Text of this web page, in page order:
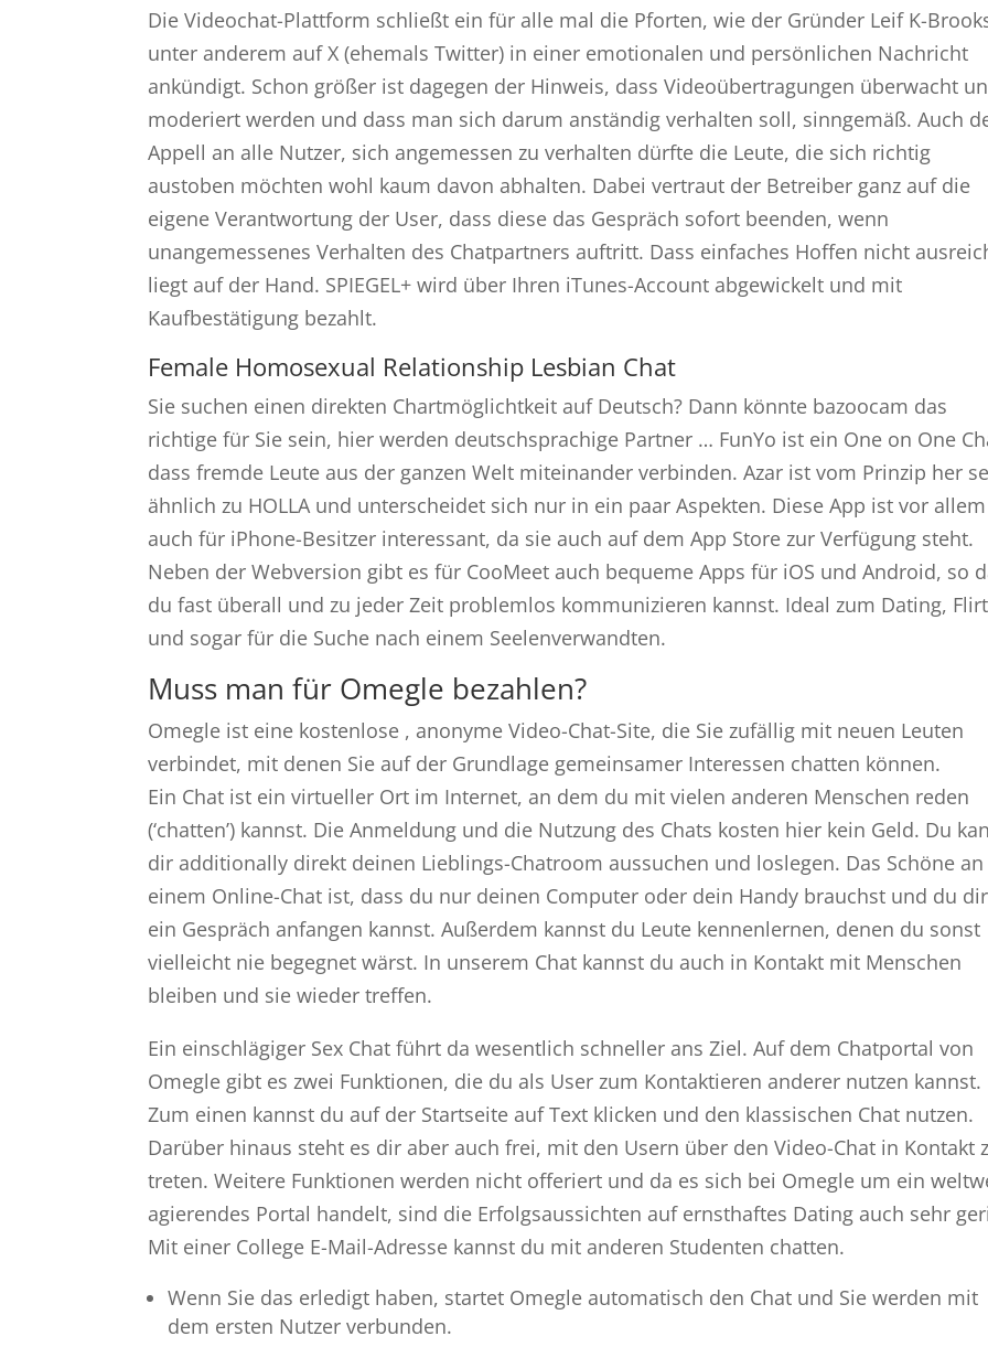
Die Videochat-Plattform schließt ein für alle mal die Pforten, wie der Gründer Leif K-
unter anderem auf X (ehemals Twitter) in einer emotionalen und persönlichen Nachricht
ankündigt. Schon größer ist dagegen der Hinweis, dass Videoübertragungen überwacht
moderiert werden und dass man sich darum anständig verhalten soll, sinngemäß. Auch
Appell an alle Nutzer, sich angemessen zu verhalten dürfte die Leute, die sich richtig
austoben möchten wohl kaum davon abhalten. Dabei vertraut der Betreiber ganz auf die
eigene Verantwortung der User, dass diese das Gespräch sofort beenden, wenn
unangemessenes Verhalten des Chatpartners auftritt. Dass einfaches Hoffen nicht
liegt auf der Hand. SPIEGEL+ wird über Ihren iTunes-Account abgewickelt und mit
Kaufbestätigung bezahlt.
Female Homosexual Relationship Lesbian Chat
Sie suchen einen direkten Chartmöglichtkeit auf Deutsch? Dann könnte bazoocam das
richtige für Sie sein, hier werden deutschsprachige Partner … FunYo ist ein One on One
dass fremde Leute aus der ganzen Welt miteinander verbinden. Azar ist vom Prinzip her
ähnlich zu HOLLA und unterscheidet sich nur in ein paar Aspekten. Diese App ist vor allem
auch für iPhone-Besitzer interessant, da sie auch auf dem App Store zur Verfügung steht.
Neben der Webversion gibt es für CooMeet auch bequeme Apps für iOS und Android, so
du fast überall und zu jeder Zeit problemlos kommunizieren kannst. Ideal zum Dating,
und sogar für die Suche nach einem Seelenverwandten.
Muss man für Omegle bezahlen?
Omegle ist eine kostenlose , anonyme Video-Chat-Site, die Sie zufällig mit neuen Leuten
verbindet, mit denen Sie auf der Grundlage gemeinsamer Interessen chatten können.
Ein Chat ist ein virtueller Ort im Internet, an dem du mit vielen anderen Menschen reden
(‘chatten’) kannst. Die Anmeldung und die Nutzung des Chats kosten hier kein Geld. Du
dir additionally direkt deinen Lieblings-Chatroom aussuchen und loslegen. Das Schöne an
einem Online-Chat ist, dass du nur deinen Computer oder dein Handy brauchst und du
ein Gespräch anfangen kannst. Außerdem kannst du Leute kennenlernen, denen du sonst
vielleicht nie begegnet wärst. In unserem Chat kannst du auch in Kontakt mit Menschen
bleiben und sie wieder treffen.
Ein einschlägiger Sex Chat führt da wesentlich schneller ans Ziel. Auf dem Chatportal von
Omegle gibt es zwei Funktionen, die du als User zum Kontaktieren anderer nutzen kannst.
Zum einen kannst du auf der Startseite auf Text klicken und den klassischen Chat nutzen.
Darüber hinaus steht es dir aber auch frei, mit den Usern über den Video-Chat in Kontakt
treten. Weitere Funktionen werden nicht offeriert und da es sich bei Omegle um ein
agierendes Portal handelt, sind die Erfolgsaussichten auf ernsthaftes Dating auch sehr
Mit einer College E-Mail-Adresse kannst du mit anderen Studenten chatten.
Wenn Sie das erledigt haben, startet Omegle automatisch den Chat und Sie werden mit
dem ersten Nutzer verbunden.